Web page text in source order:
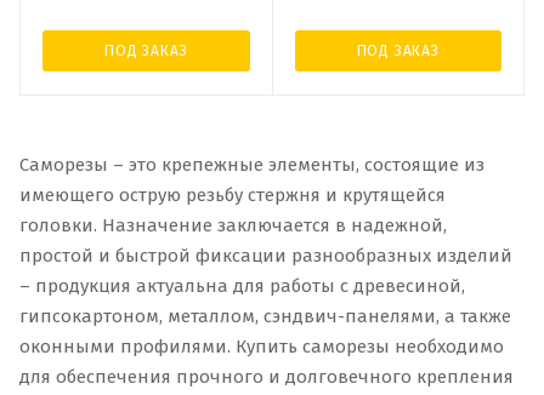
ПОД ЗАКАЗ ПОД ЗАКАЗ
Саморезы – это крепежные элементы, состоящие из
имеющего острую резьбу стержня и крутящейся
головки. Назначение заключается в надежной,
простой и быстрой фиксации разнообразных изделий
– продукция актуальна для работы с древесиной,
гипсокартоном, металлом, сэндвич-панелями, а также
оконными профилями. Купить саморезы необходимо
для обеспечения прочного и долговечного крепления